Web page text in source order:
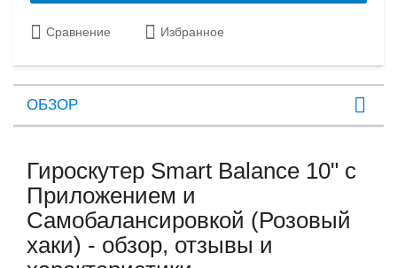
Сравнение Избранное
ОБЗОР
Гироскутер Smart Balance 10" c
Приложением и
Самобалансировкой (Розовый
хаки) - обзор, отзывы и